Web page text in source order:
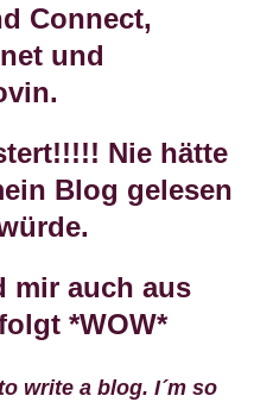
Connect,
und
Nie hätte
Blog gelesen
mir auch aus
*WOW*
write a blog. I´m so